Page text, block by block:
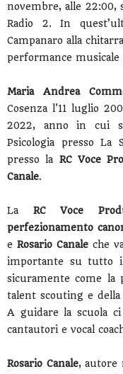
novembre, alle 22:00,
Radio 2. In
Campanaro alla
performance
Maria Andrea
Cosenza l'11 luglio
2022, anno in cui
Psicologia presso La
presso la RC Voce
Canale.
La RC Voce
perfezionamento
e Rosario Canale che
importante su tutto
sicuramente come la
talent scouting e
A guidare la scuola
cantautori e vocal
Rosario Canale, autore